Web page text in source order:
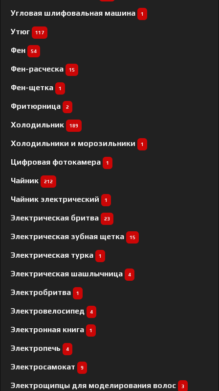
Угловая шлифовальная машина 1
Утюг 117
Фен 54
Фен-расческа 15
Фен-щетка 1
Фритюрница 2
Холодильник 189
Холодильники и морозильники 1
Цифровая фотокамера 1
Чайник 212
Чайник электрический 1
Электрическая бритва 23
Электрическая зубная щетка 15
Электрическая турка 1
Электрическая шашлычница 4
Электробритва 1
Электровелосипед 4
Электронная книга 1
Электропечь 4
Электросамокат 9
Электрощипцы для моделирования волос 3